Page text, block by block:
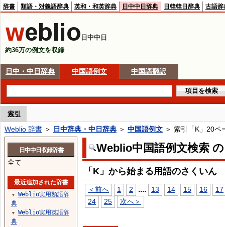
辞書 類語・対義語辞典 英和・和英辞典 日中中日辞典 日韓韓日辞典 古語辞
日中中日
約36万の例文を収録
日中・中日辞典 中国語例文 中国語翻訳
索引
Weblio 辞書 ＞ 日中辞典・中日辞典 ＞ 中国語例文 ＞ 索引「K」20ペ
Weblio中国語例文検索
「K」から始まる用語のさくいん
＜前へ 1 2 .... 13 14 15 16
17
24
25 次へ＞
日中中日収録辞書
全て
最近追加された辞書
▼
Weblio実用類語辞
典
▼
Weblio実用英語辞
典